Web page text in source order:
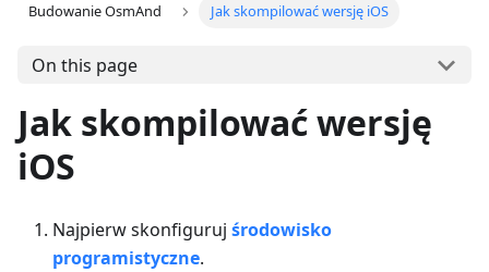
Budowanie OsmAnd
Jak skompilować wersję iOS
On this page
Jak skompilować wersję
iOS
Najpierw skonfiguruj środowisko
programistyczne.